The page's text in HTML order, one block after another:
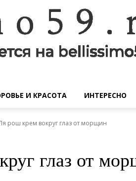
И КРАСОТА ИНТЕРЕСНО
рош крем вокруг глаз от морщин
глаз от